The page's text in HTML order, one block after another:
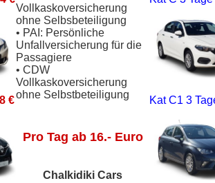
€
Vollkaskoversicherung
ohne Selbsbeteiligung
• PAI: Persönliche
Unfallversicherung für die
Passagiere
• CDW
Vollkaskoversicherung
ohne Selbstbeteiligung
Pro Tag ab 16.- Euro
Chalkidiki Cars
Kat C1 3